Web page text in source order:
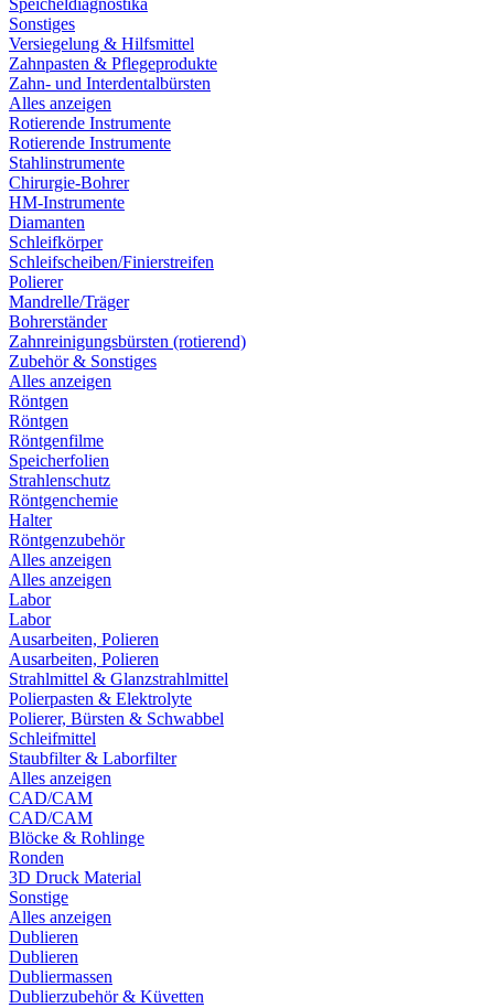
Speicheldiagnostika
Sonstiges
Versiegelung & Hilfsmittel
Zahnpasten & Pflegeprodukte
Zahn- und Interdentalbürsten
Alles anzeigen
Rotierende Instrumente
Rotierende Instrumente
Stahlinstrumente
Chirurgie-Bohrer
HM-Instrumente
Diamanten
Schleifkörper
Schleifscheiben/Finierstreifen
Polierer
Mandrelle/Träger
Bohrerständer
Zahnreinigungsbürsten (rotierend)
Zubehör & Sonstiges
Alles anzeigen
Röntgen
Röntgen
Röntgenfilme
Speicherfolien
Strahlenschutz
Röntgenchemie
Halter
Röntgenzubehör
Alles anzeigen
Alles anzeigen
Labor
Labor
Ausarbeiten, Polieren
Ausarbeiten, Polieren
Strahlmittel & Glanzstrahlmittel
Polierpasten & Elektrolyte
Polierer, Bürsten & Schwabbel
Schleifmittel
Staubfilter & Laborfilter
Alles anzeigen
CAD/CAM
CAD/CAM
Blöcke & Rohlinge
Ronden
3D Druck Material
Sonstige
Alles anzeigen
Dublieren
Dublieren
Dubliermassen
Dublierzubehör & Küvetten